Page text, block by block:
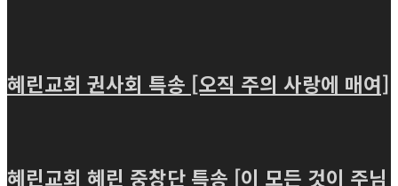
혜린교회 권사회 특송 [오직 주의 사랑에 매여]
혜린교회 혜린 중창단 특송 [이 모든 것이 주님